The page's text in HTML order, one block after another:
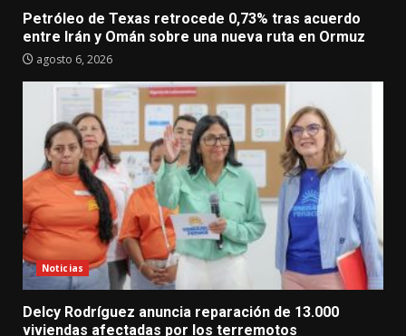
Petróleo de Texas retrocede 0,73% tras acuerdo
entre Irán y Omán sobre una nueva ruta en Ormuz
agosto 6, 2026
Noticias
Delcy Rodríguez anuncia reparación de 13.000
viviendas afectadas por los terremotos